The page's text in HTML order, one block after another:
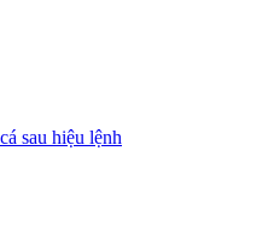
sau hiệu lệnh